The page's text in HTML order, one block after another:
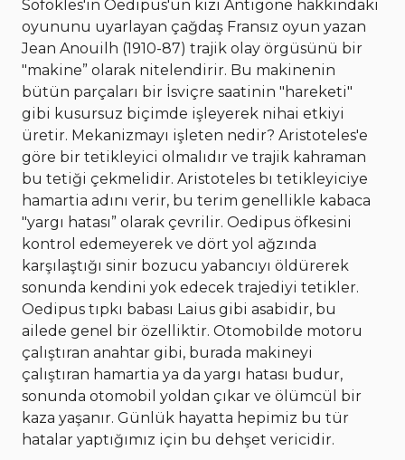
Sofokles'in Oedipus'un kızı Antigone hakkındaki
oyununu uyarlayan çağdaş Fransız oyun yazan
Jean Anouilh (1910-87) trajik olay örgüsünü bir
"makine” olarak nitelendirir. Bu makinenin
bütün parçaları bir İsviçre saatinin "hareketi"
gibi kusursuz biçimde işleyerek nihai etkiyi
üretir. Mekanizmayı işleten nedir? Aristoteles'e
göre bir tetikleyici olmalıdır ve trajik kahraman
bu tetiği çekmelidir. Aristoteles bı tetikleyiciye
hamartia adını verir, bu terim genellikle kabaca
"yargı hatası” olarak çevrilir. Oedipus öfkesini
kontrol edemeyerek ve dört yol ağzında
karşılaştığı sinir bozucu yabancıyı öldürerek
sonunda kendini yok edecek trajediyi tetikler.
Oedipus tıpkı babası Laius gibi asabidir, bu
ailede genel bir özelliktir. Otomobilde motoru
çalıştıran anahtar gibi, burada makineyi
çalıştıran hamartia ya da yargı hatası budur,
sonunda otomobil yoldan çıkar ve ölümcül bir
kaza yaşanır. Günlük hayatta hepimiz bu tür
hatalar yaptığımız için bu dehşet vericidir.